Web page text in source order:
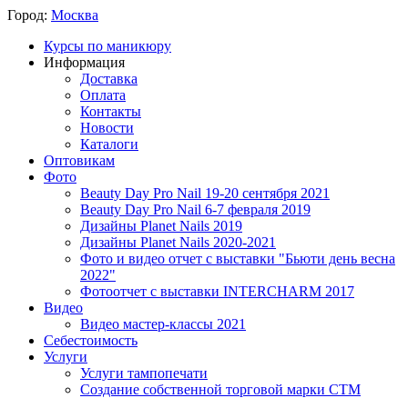
Город: Москва
Курсы по маникюру
Информация
Доставка
Оплата
Контакты
Новости
Каталоги
Оптовикам
Фото
Beauty Day Pro Nail 19-20 сентября 2021
Beauty Day Pro Nail 6-7 февраля 2019
Дизайны Planet Nails 2019
Дизайны Planet Nails 2020-2021
Фото и видео отчет с выставки "Бьюти день весна
2022"
Фотоотчет с выставки INTERCHARM 2017
Видео
Видео мастер-классы 2021
Себестоимость
Услуги
Услуги тампопечати
Создание собственной торговой марки СТМ